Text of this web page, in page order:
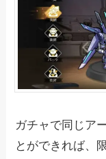
ガチャで同じア
とができれば、